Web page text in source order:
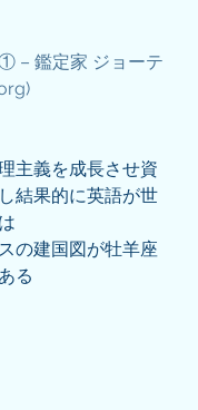
– 鑑定家 ジョーテ
主義を成長させ資
結果的に英語が世
の建国図が牡羊座
る